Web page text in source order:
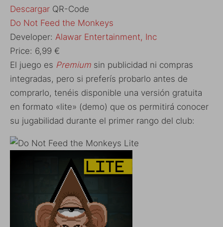
Descargar QR-Code
‎Do Not Feed the Monkeys
Developer: Alawar Entertainment, Inc
Price: 6,99 €
El juego es Premium sin publicidad ni compras
integradas, pero si preferís probarlo antes de
comprarlo, tenéis disponible una versión gratuita
en formato «lite» (demo) que os permitirá conocer
su jugabilidad durante el primer rango del club: